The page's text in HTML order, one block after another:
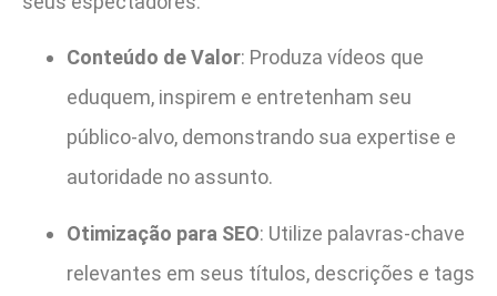
Conteúdo de Valor: Produza vídeos que
eduquem, inspirem e entretenham seu
público-alvo, demonstrando sua expertise e
autoridade no assunto.
Otimização para SEO: Utilize palavras-chave
relevantes em seus títulos, descrições e tags